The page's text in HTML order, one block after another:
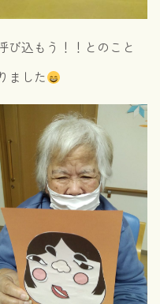
び込もう！！とのこと
ました